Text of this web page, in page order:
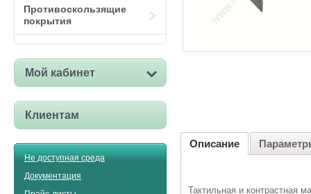
Противоскользящие
покрытия
Мой кабинет
Клиентам
Не доступная среда
Документация
Описание
Тактильная и контрастная